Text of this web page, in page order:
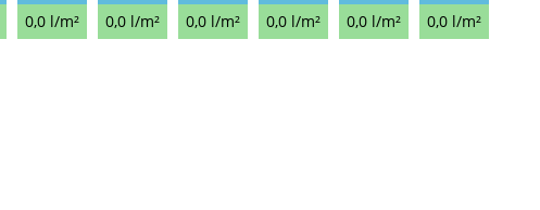
0,0 l/m²
0,0 l/m²
0,0 l/m²
0,0 l/m²
0,0 l/m²
0,0 l/m²